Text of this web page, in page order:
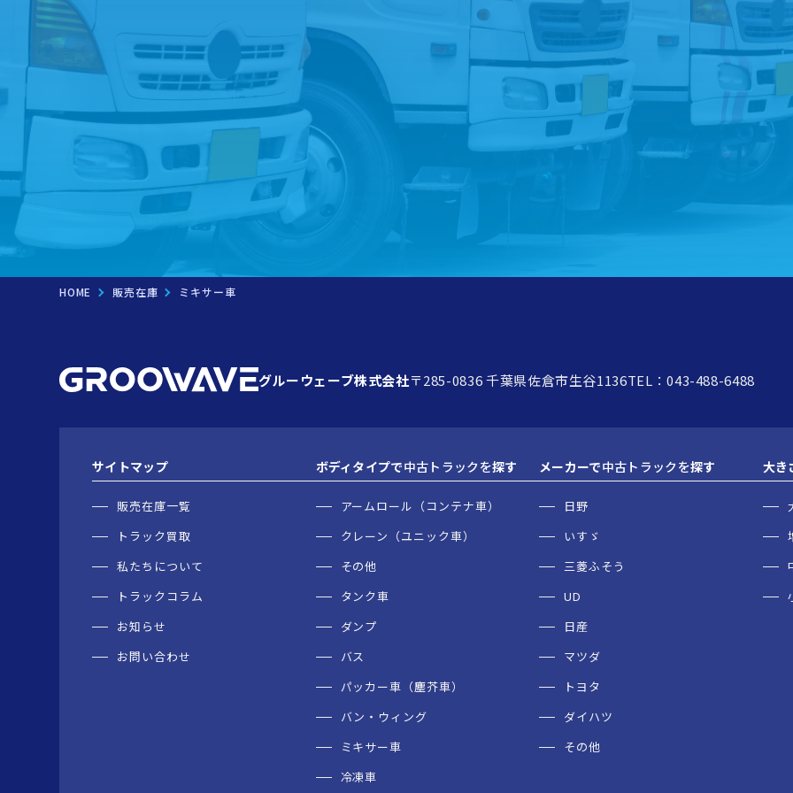
トラック買取を
ご希望の方は こ
HOME 販売在庫 ミキサー車
グルーウェーブ株式会社〒285-0836 千葉県佐倉市生谷1136TEL：043-488-6488
サイトマップ
販売在庫一覧
トラック買取
私たちについて
トラックコラム
お知らせ
お問い合わせ
ボディタイプで中古トラックを探す
アームロール（コンテナ車）
クレーン（ユニック車）
その他
タンク車
ダンプ
バス
パッカー車（塵芥車）
バン・ウィング
ミキサー車
冷凍車
メーカーで中古トラックを探す
日野
いすゞ
三菱ふそう
UD
日産
マツダ
トヨタ
ダイハツ
その他
大き